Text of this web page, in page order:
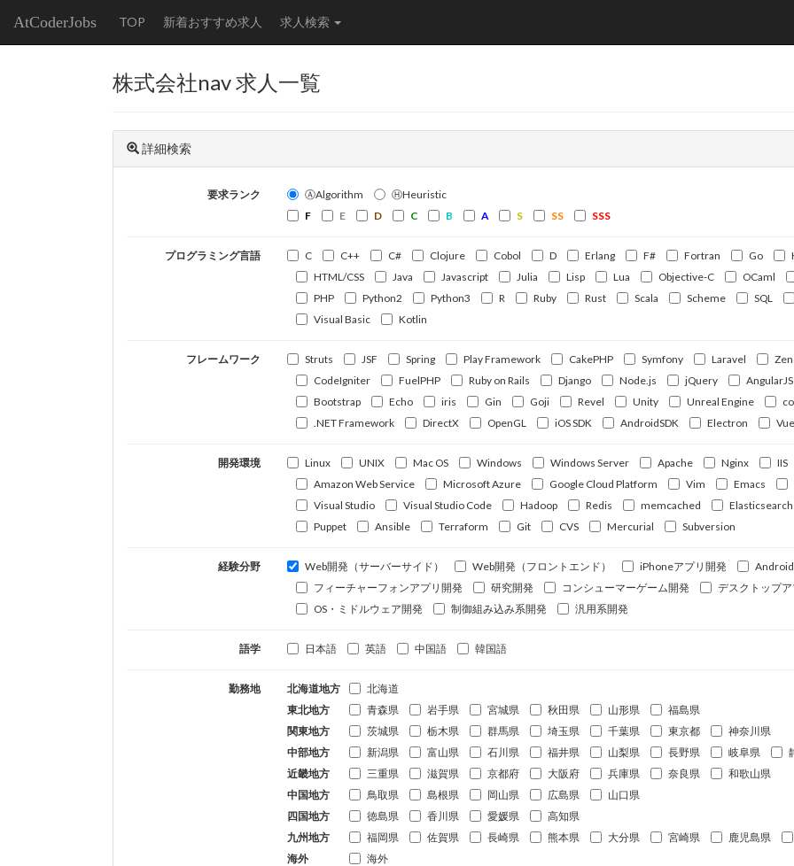
AtCoderJobs TOP 新着おすすめ求人 求人検索
株式会社nav 求人一覧
詳細検索
要求ランク ⒶAlgorithm
ⒽHeuristic
F
E D C B A S SS SSS
プログラミング言語 C C++ C# Clojure Cobol D Erlang F# Fortran Go
HTML/CSS
Java Javascript Julia Lisp Lua Objective-C OCaml
PHP
Python2 Python3 R Ruby Rust Scala Scheme SQL
Visual Basic
Kotlin
フレームワーク Struts JSF Spring Play Framework CakePHP Symfony Laravel
CodeIgniter
FuelPHP Ruby on Rails Django Node.js jQuery AngularJS
Bootstrap
Echo iris Gin Goji Revel Unity Unreal Engine
.NET Framework
DirectX OpenGL iOS SDK AndroidSDK Electron
開発環境 Linux UNIX Mac OS Windows Windows Server Apache Nginx
IIS
Amazon Web Service
Microsoft Azure Google Cloud Platform Vim Emacs
Visual Studio
Visual Studio Code Hadoop Redis memcached Elasticsearch
Puppet
Ansible Terraform Git CVS Mercurial Subversion
経験分野 Web開発（サーバーサイド） Web開発（フロントエンド） iPhoneアプリ開発
フィーチャーフォンアプリ開発
研究開発 コンシューマーゲーム開発
デスクトップ
OS・ミドルウェア開発
制御組み込み系開発 汎用系開発
語学 日本語 英語 中国語 韓国語
勤務地 北海道地方
北海道
東北地方
青森県 岩手県 宮城県 秋田県 山形県
福島県
関東地方
茨城県 栃木県 群馬県 埼玉県 千葉県 東京都
神奈川県
中部地方
新潟県 富山県 石川県 福井県 山梨県 長野県 岐阜県
近畿地方
三重県 滋賀県 京都府 大阪府 兵庫県 奈良県
和歌山県
中国地方
鳥取県 島根県 岡山県 広島県
山口県
四国地方
徳島県 香川県 愛媛県
高知県
九州地方
福岡県 佐賀県 長崎県 熊本県 大分県 宮崎県 鹿児島県
海外
海外